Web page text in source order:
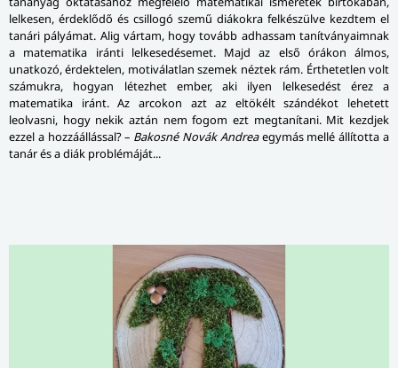
lelkesen, érdeklődő és csillogó szemű diákokra felkészülve kezdtem el
tanári pályámat. Alig vártam, hogy tovább adhassam tanítványaimnak
a matematika iránti lelkesedésemet. Majd az első órákon álmos,
unatkozó, érdektelen, motiválatlan szemek néztek rám. Érthetetlen volt
számukra, hogyan létezhet ember, aki ilyen lelkesedést érez a
matematika iránt. Az arcokon azt az eltökélt szándékot lehetett
leolvasni, hogy nekik aztán nem fogom ezt megtanítani. Mit kezdjek
ezzel a hozzáállással? – Bakosné Novák Andreaegymás mellé állította a
tanár és a diák problémáját...